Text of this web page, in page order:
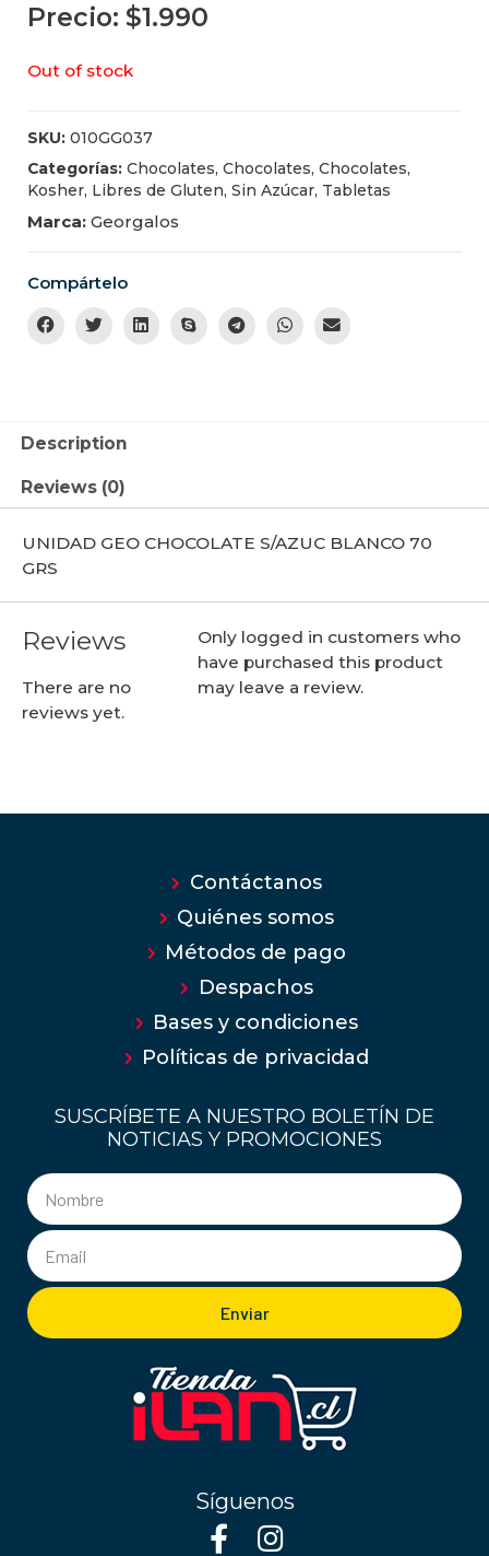
Precio: $1.990
Out of stock
SKU: 010GG037
Categorías: Chocolates, Chocolates, Chocolates,
Kosher, Libres de Gluten, Sin Azúcar, Tabletas
Marca: Georgalos
Compártelo
Description
Reviews (0)
UNIDAD GEO CHOCOLATE S/AZUC BLANCO 70
GRS
Reviews
There are no
reviews yet.
Only logged in customers who
have purchased this product
may leave a review.
Contáctanos
Quiénes somos
Métodos de pago
Despachos
Bases y condiciones
Políticas de privacidad
SUSCRÍBETE A NUESTRO BOLETÍN DE
NOTICIAS Y PROMOCIONES
Enviar
Síguenos